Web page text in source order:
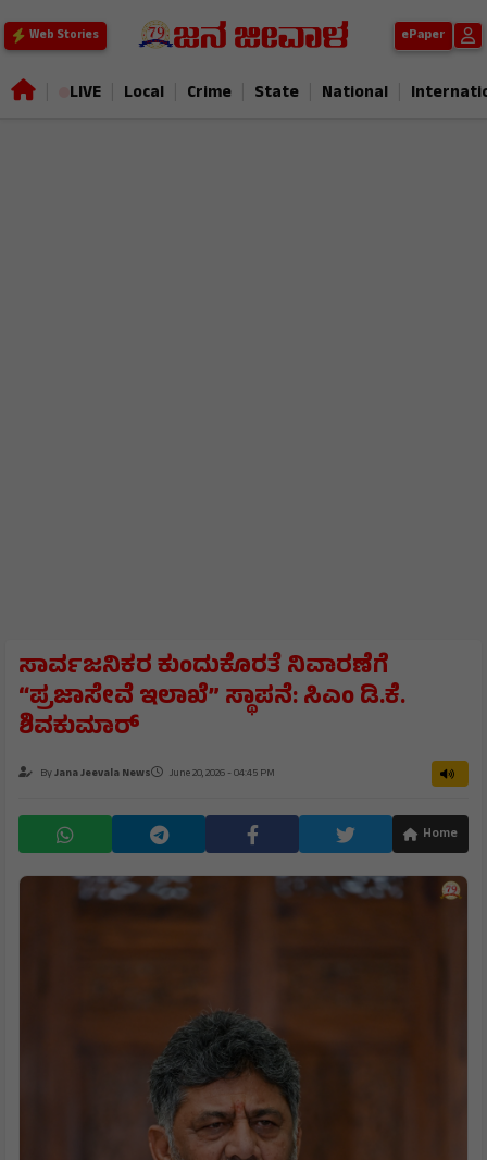
Web Stories ePaper
LIVE Local Crime State National
ಸಾರ್ವಜನಿಕರ ಕುಂದುಕೊರತೆ ನಿವಾರಣೆಗೆ
“ಪ್ರಜಾಸೇವೆ ಇಲಾಖೆ” ಸ್ಥಾಪನೆ: ಸಿಎಂ ಡಿ.ಕೆ.
ಶಿವಕುಮಾರ್
ByJana Jeevala News June 20, 2026 - 04:45 PM
Home